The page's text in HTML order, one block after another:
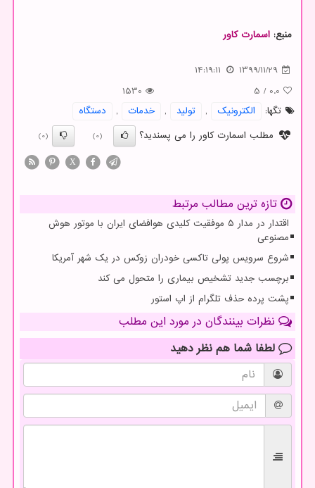
منبع: اسمارت كاور
1399/11/29
14:19:11
0.0
/
5
1530
تگها:
الكترونیك , تولید , خدمات ,
دستگاه
مطلب اسمارت کاور را می پسندید؟
(0)
(0)
X
تازه ترین مطالب مرتبط
اقتدار در مدار ۵ موفقیت کلیدی هوافضای ایران با موتور هوش
مصنوعی
شروع سرویس پولی تاکسی خودران زوکس در یک شهر آمریکا
برچسب جدید تشخیص بیماری را متحول می کند
پشت پرده حذف تلگرام از اپ استور
نظرات بینندگان در مورد این مطلب
لطفا شما هم نظر دهید